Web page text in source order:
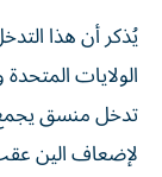
يُذكر أن هذا
لإضعاف الين عقب